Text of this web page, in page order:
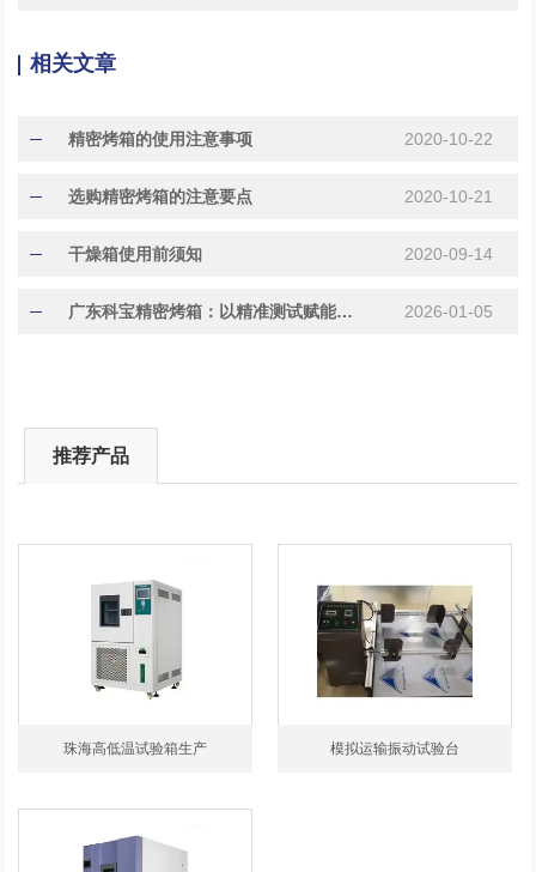
相关文章
精密烤箱的使用注意事项 2020-10-22
选购精密烤箱的注意要点 2020-10-21
干燥箱使用前须知 2020-09-14
广东科宝精密烤箱：以精准测试赋能多行业品质升级 2026-01-05
推荐产品
珠海高低温试验箱生产 模拟运输振动试验台